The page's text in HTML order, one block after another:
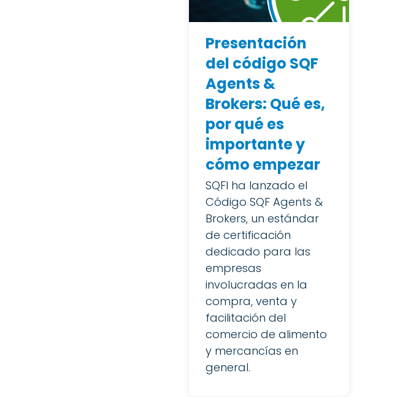
Presentación
del código SQF
Agents &
Brokers: Qué es,
por qué es
importante y
cómo empezar
SQFI ha lanzado el
Código SQF Agents &
Brokers, un estándar
de certificación
dedicado para las
empresas
involucradas en la
compra, venta y
facilitación del
comercio de alimento
y mercancías en
general.